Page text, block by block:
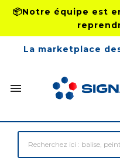
📦Notre équipe est
La marketplace
